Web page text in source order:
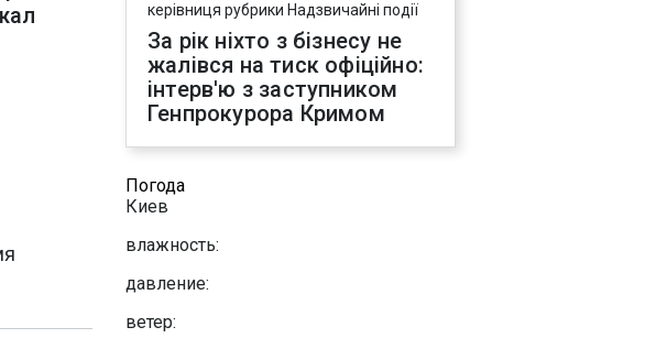
керівниця рубрики Надзвичайні події
За рік ніхто з бізнесу не
жалівся на тиск офіційно:
інтерв'ю з заступником
Генпрокурора Кримом
Погода
Киев
влажность:
давление:
ветер: